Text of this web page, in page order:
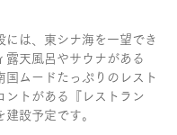
には、東シナ海を一望でき
露天風呂やサウナがある
国ムードたっぷりのレスト
ントがある『レストラン
設予定です。